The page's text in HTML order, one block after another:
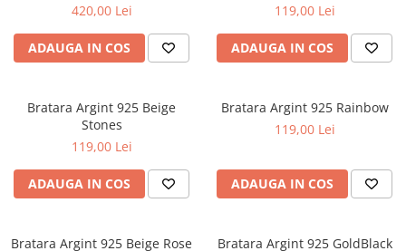
420,00 Lei
ADAUGA IN COS
119,00 Lei
ADAUGA IN COS
Bratara Argint 925 Beige
Stones
119,00 Lei
ADAUGA IN COS
Bratara Argint 925 Rainbow
119,00 Lei
ADAUGA IN COS
Bratara Argint 925 Beige Rose
Bratara Argint 925 GoldBlack